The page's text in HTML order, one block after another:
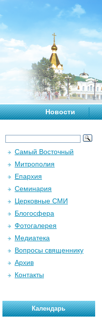
Новости
Самый Восточный
Митрополия
Епархия
Семинария
Церковные СМИ
Блогосфера
Фотогалерея
Медиатека
Вопросы священнику
Архив
Контакты
Календарь